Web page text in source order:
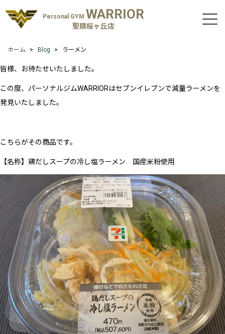
Personal GYM WARRIOR
聖蹟桜ヶ丘店
ホーム Blog ラーメン
皆様、お待たせいたしました。
この度、パーソナルジムWARRIORはセブンイレブンで減量ラーメンを
発見いたしました。
こちらがその商品です。
【名称】鶏だしスープの冷し塩ラーメン 国産米粉使用